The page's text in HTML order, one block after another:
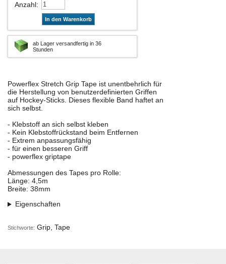
Anzahl:
In den Warenkorb
ab Lager versandfertig in 36
Stunden
Powerflex Stretch Grip Tape ist unentbehrlich für
die Herstellung von benutzerdefinierten Griffen
auf Hockey-Sticks. Dieses flexible Band haftet an
sich selbst.
- Klebstoff an sich selbst kleben
- Kein Klebstoffrückstand beim Entfernen
- Extrem anpassungsfähig
- für einen besseren Griff
- powerflex griptape
Abmessungen des Tapes pro Rolle:
Länge: 4,5m
Breite: 38mm
Eigenschaften
Stichworte: Grip, Tape